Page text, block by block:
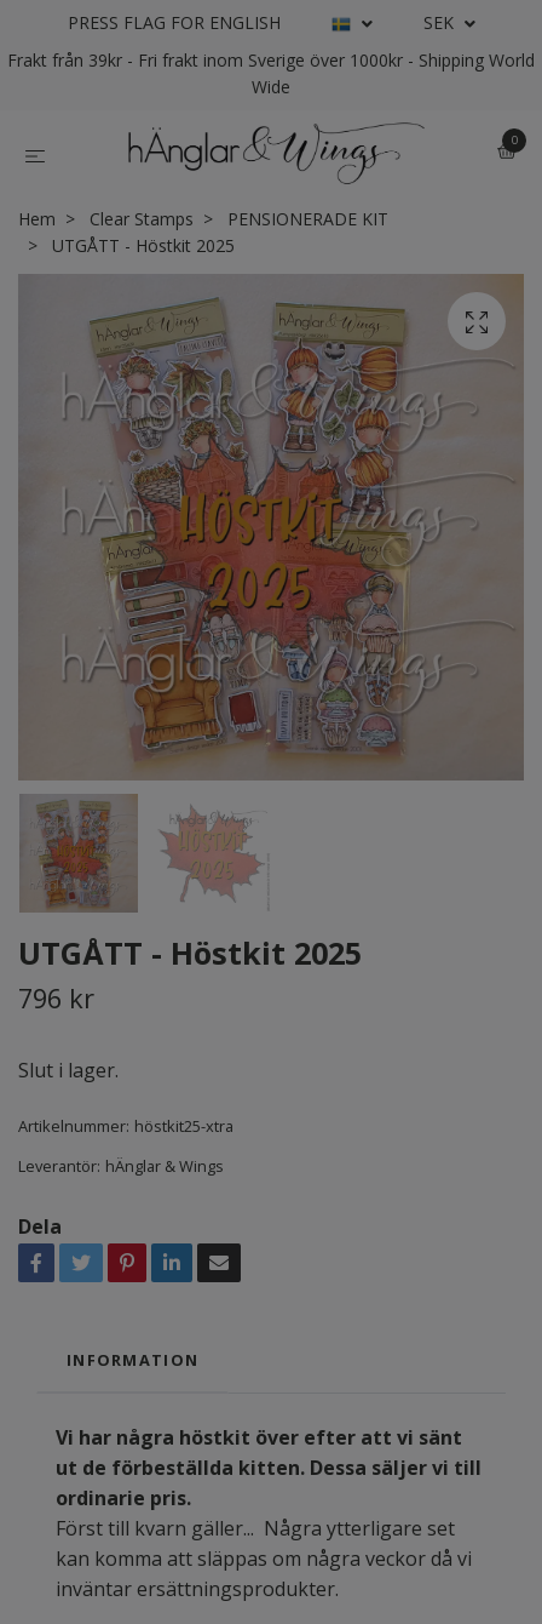
PRESS FLAG FOR ENGLISH
SEK
Frakt från 39kr - Fri frakt inom Sverige över 1000kr - Shipping World
Wide
0
Hem Clear Stamps
PENSIONERADE KIT
UTGÅTT - Höstkit 2025
UTGÅTT - Höstkit 2025
796 kr
Slut i lager.
Artikelnummer: höstkit25-xtra
Leverantör: hÄnglar & Wings
Dela
INFORMATION
Vi har några höstkit över efter att vi sänt
ut de förbeställda kitten. Dessa säljer vi till
ordinarie pris.
Först till kvarn gäller... Några ytterligare set
kan komma att släppas om några veckor då vi
inväntar ersättningsprodukter.